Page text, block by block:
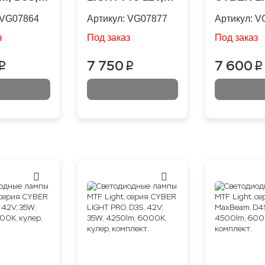
6000K, D1/D3/D8S
(от 12 ВОЛЬТ!)
Артикул: VG07877
Под заказ
7 750 p
35W,
6000K,
Артикул:
Под заказ
7 600 p